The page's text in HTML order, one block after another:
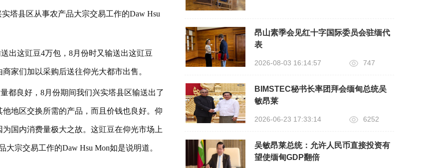
塔县区从事农产品大宗交易工作的Daw Hsu
出这豇豆4万包，8月份时又输送出这豇豆
家们加以采购后送往仰光大都市出售。
都良好，8月份期间我们兴实塔县区输送出了
地区交换所需的产品，而且价钱也良好。仰
国内消费量极大之故。这豇豆在仰光市场上
宗交易工作的Daw Hsu Mon如是说明道。
昂山素季会见红十字国际委员会驻缅代
表
2026-08-03 16:14:57 747
BIMSTEC秘书长率团拜会缅甸总统吴
敏昂莱
2026-06-23 17:33:14 6252
吴敏昂莱总统：允许人民币直接投资有
望使缅甸GDP翻倍